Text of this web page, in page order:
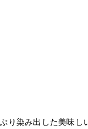
り染み出した美味し